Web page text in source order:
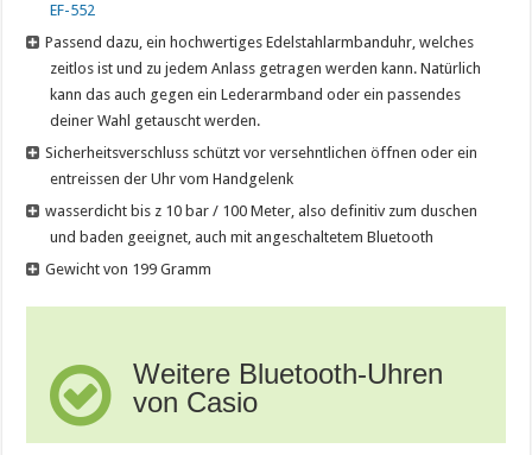
EF-552
Passend dazu, ein hochwertiges Edelstahlarmbanduhr, welches
zeitlos ist und zu jedem Anlass getragen werden kann. Natürlich
kann das auch gegen ein Lederarmband oder ein passendes
deiner Wahl getauscht werden.
Sicherheitsverschluss schützt vor versehntlichen öffnen oder ein
entreissen der Uhr vom Handgelenk
wasserdicht bis z 10 bar / 100 Meter, also definitiv zum duschen
und baden geeignet, auch mit angeschaltetem Bluetooth
Gewicht von 199 Gramm
Weitere Bluetooth-Uhren
von Casio